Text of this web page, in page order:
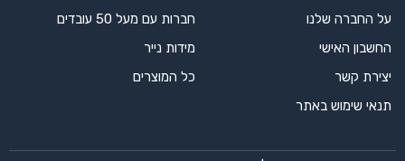
על החברה שלנו
החשבון האישי
יצירת קשר
תנאי שימוש באתר
חברות עם מעל 50 עובדים
מידות נייר
כל המוצרים